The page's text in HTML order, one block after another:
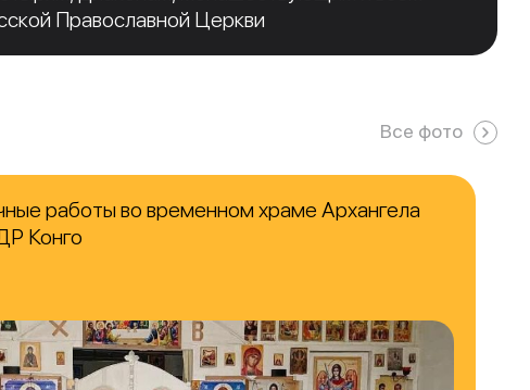
Православной Церкви
Все фото
работы во временном храме Архангела
Конго